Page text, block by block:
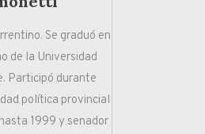
Se graduó en
de la Universidad
Participó durante
política provincial
1999 y senador